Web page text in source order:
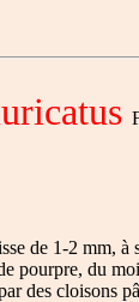
de 1-2 mm,
pourpre, du
des cloisons